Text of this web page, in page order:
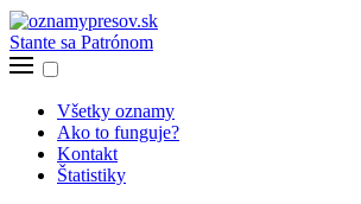
Stante sa Patrónom
Všetky oznamy
Ako to funguje?
Kontakt
Štatistiky